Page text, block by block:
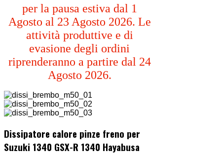
per la pausa estiva dal 1
Agosto al 23 Agosto 2026. Le
attività produttive e di
evasione degli ordini
riprenderanno a partire dal 24
Agosto 2026.
Dissipatore calore pinze freno per
Suzuki 1340 GSX-R 1340 Hayabusa